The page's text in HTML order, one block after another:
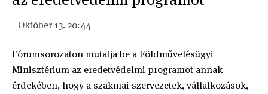
Október 13. 20:44
Fórumsorozaton mutatja be a Földművelésügyi
Minisztérium az eredetvédelmi programot annak
érdekében, hogy a szakmai szervezetek, vállalkozások,